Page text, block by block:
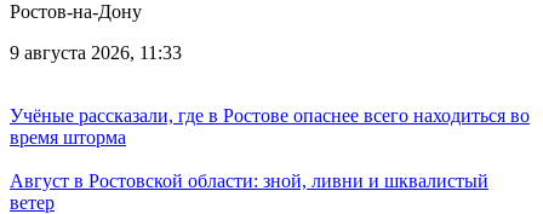
Ростов-на-Дону
9 августа 2026, 11:33
Учёные рассказали, где в Ростове опаснее всего находиться во
время шторма
Август в Ростовской области: зной, ливни и шквалистый
ветер